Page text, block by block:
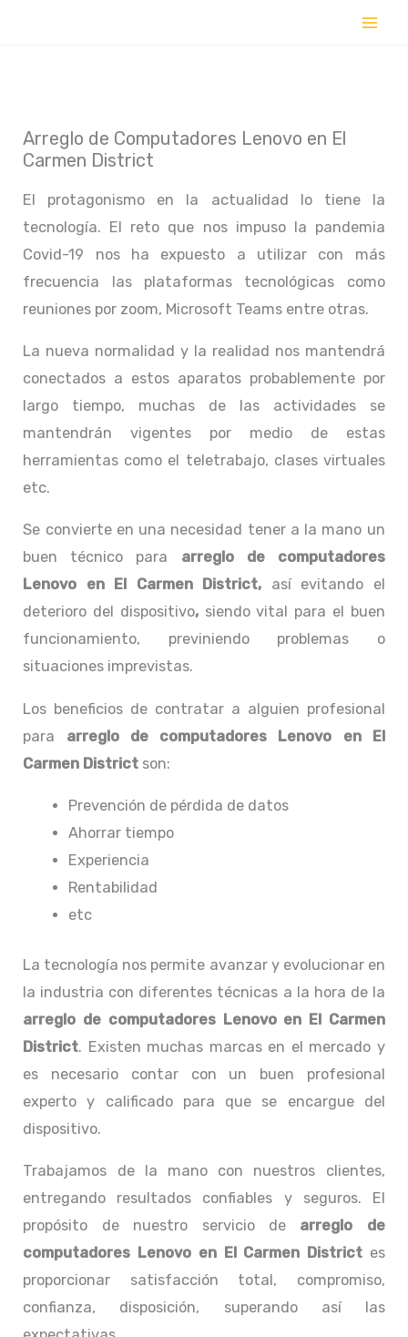
Arreglo de Computadores Lenovo en El
Carmen District
El protagonismo en la actualidad lo tiene la
tecnología. El reto que nos impuso la pandemia
Covid-19 nos ha expuesto a utilizar con más
frecuencia las plataformas tecnológicas como
reuniones por zoom, Microsoft Teams entre otras.
La nueva normalidad y la realidad nos mantendrá
conectados a estos aparatos probablemente por
largo tiempo, muchas de las actividades se
mantendrán vigentes por medio de estas
herramientas como el teletrabajo, clases virtuales
etc.
Se convierte en una necesidad tener a la mano un
buen técnico para arreglo de computadores
Lenovo en El Carmen District, así evitando el
deterioro del dispositivo, siendo vital para el buen
funcionamiento, previniendo problemas o
situaciones imprevistas.
Los beneficios de contratar a alguien profesional
para arreglo de computadores Lenovo
en El
Carmen District son:
Prevención de pérdida de datos
Ahorrar tiempo
Experiencia
Rentabilidad
etc
La tecnología nos permite avanzar y evolucionar en
la industria con diferentes técnicas a la hora de la
arreglo de computadoresLenovoen El Carmen
District. Existen muchas marcas en el mercado y
es necesario contar con un buen profesional
experto y calificado para que se encargue del
dispositivo.
Trabajamos de la mano con nuestros clientes,
entregando resultados confiables y seguros. El
propósito de nuestro servicio de arreglo de
computadores Lenovo en El Carmen District es
proporcionar satisfacción total, compromiso,
confianza, disposición, superando así las